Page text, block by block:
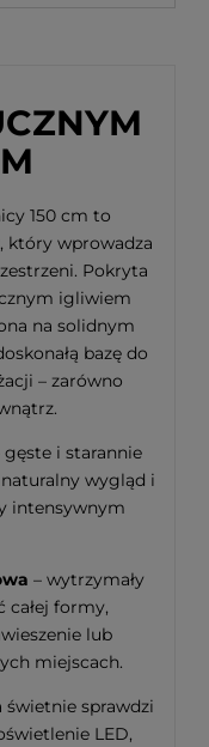
150 cm to
który wprowadza
Pokryta
igliwiem
na solidnym
bazę do
– zarówno
gęste i starannie
wygląd i
intensywnym
– wytrzymały
całej formy,
lub
miejscach.
świetnie sprawdzi
LED,